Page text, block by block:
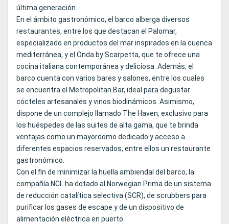
última generación.
En el ámbito gastronómico, el barco alberga diversos
restaurantes, entre los que destacan el Palomar,
especializado en productos del mar inspirados en la cuenca
mediterránea, y el Onda by Scarpetta, que te ofrece una
cocina italiana contemporánea y deliciosa. Además, el
barco cuenta con varios bares y salones, entre los cuales
se encuentra el Metropolitan Bar, ideal para degustar
cócteles artesanales y vinos biodinámicos. Asimismo,
dispone de un complejo llamado The Haven, exclusivo para
los huéspedes de las suites de alta gama, que te brinda
ventajas como un mayordomo dedicado y acceso a
diferentes espacios reservados, entre ellos un restaurante
gastronómico.
Con el fin de minimizar la huella ambiendal del barco, la
compañía NCL ha dotado al Norwegian Prima de un sistema
de reducción catalítica selectiva (SCR), de scrubbers para
purificar los gases de escape y de un dispositivo de
alimentación eléctrica en puerto.